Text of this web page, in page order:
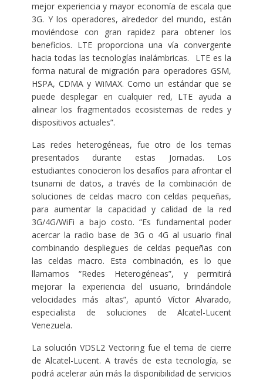
mejor experiencia y mayor economía de escala que
3G. Y los operadores, alrededor del mundo, están
moviéndose con gran rapidez para obtener los
beneficios. LTE proporciona una vía convergente
hacia todas las tecnologías inalámbricas. LTE es la
forma natural de migración para operadores GSM,
HSPA, CDMA y WiMAX. Como un estándar que se
puede desplegar en cualquier red, LTE ayuda a
alinear los fragmentados ecosistemas de redes y
dispositivos actuales”.
Las redes heterogéneas, fue otro de los temas
presentados durante estas Jornadas. Los
estudiantes conocieron los desafíos para afrontar el
tsunami de datos, a través de la combinación de
soluciones de celdas macro con celdas pequeñas,
para aumentar la capacidad y calidad de la red
3G/4G/WiFi a bajo costo. “Es fundamental poder
acercar la radio base de 3G o 4G al usuario final
combinando despliegues de celdas pequeñas con
las celdas macro. Esta combinación, es lo que
llamamos “Redes Heterogéneas”, y permitirá
mejorar la experiencia del usuario, brindándole
velocidades más altas”, apuntó Víctor Alvarado,
especialista de soluciones de Alcatel-Lucent
Venezuela.
La solución VDSL2 Vectoring fue el tema de cierre
de Alcatel-Lucent. A través de esta tecnología, se
podrá acelerar aún más la disponibilidad de servicios